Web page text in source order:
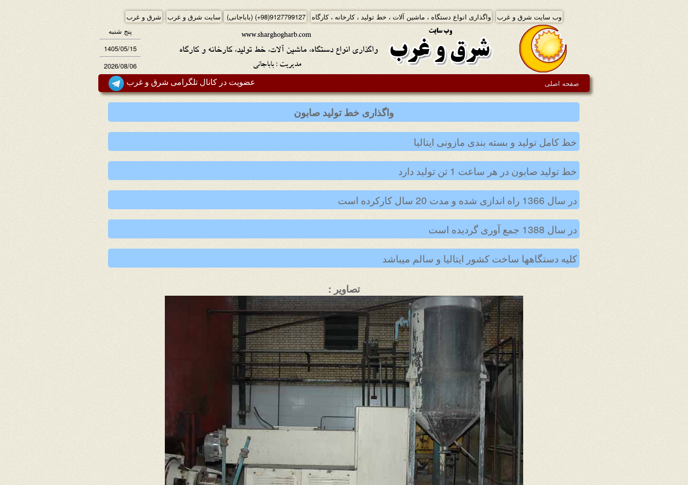
وب سایت شرق و غرب واگذاری انواع دستگاه ، ماشین آلات ، خط تولید ، کارخانه ، کارگاه (+98)9127799127 (باباجانی) سایت شرق و غرب
شرق و غرب
پنج شنبه
1405/05/15
2026/08/06
صفحه اصلی
عضویت در کانال تلگرامی شرق و غرب
واگذاری خط تولید صابون
خط کامل تولید و بسته بندی مازونی ایتالیا
خط تولید صابون در هر ساعت 1 تن تولید دارد
در سال 1366 راه اندازی شده و مدت 20 سال کارکرده است
در سال 1388 جمع آوری گردیده است
کلیه دستگاهها ساخت کشور ایتالیا و سالم میباشد
تصاویر :